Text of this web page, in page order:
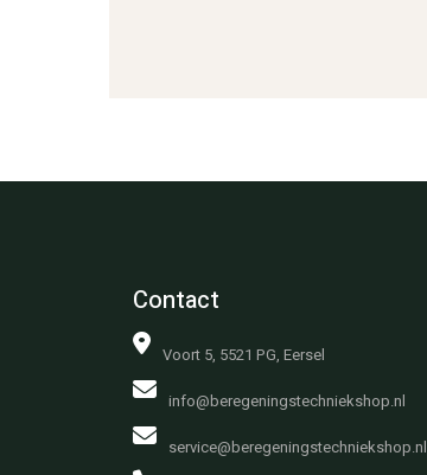
Contact
Voort 5, 5521 PG, Eersel
info@beregeningstechniekshop.nl
service@beregeningstechniekshop.nl